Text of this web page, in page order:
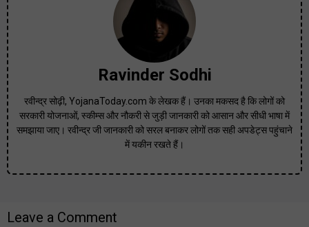
Ravinder Sodhi
रवीन्द्र सोढ़ी, YojanaToday.com के लेखक हैं। उनका मकसद है कि लोगों को
सरकारी योजनाओं, स्कीम्स और नौकरी से जुड़ी जानकारी को आसान और सीधी भाषा में
समझाया जाए। रवीन्द्र जी जानकारी को सरल बनाकर लोगों तक सही अपडेट्स पहुंचाने
में यकीन रखते हैं।
Leave a Comment